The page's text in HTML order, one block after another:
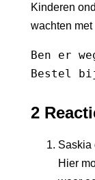
Kinderen
wachten
Ben er
Bestel
2
Saskia
Hier